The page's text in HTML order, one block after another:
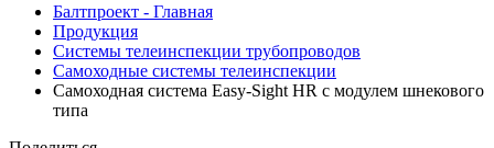
Балтпроект - Главная
Продукция
Системы телеинспекции трубопроводов
Самоходные системы телеинспекции
Самоходная система Easy-Sight HR с модулем шнекового
типа